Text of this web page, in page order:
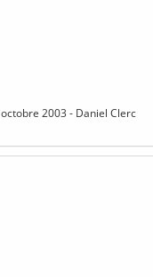
2003 - Daniel Clerc